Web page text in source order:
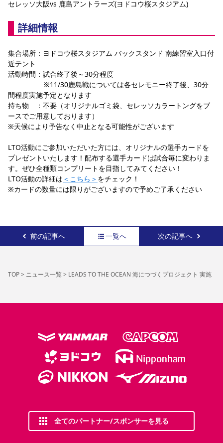
セレッソ大阪vs 鹿島アントラーズ(ヨドコウ桜スタジアム)
詳細情報
集合場所：ヨドコウ桜スタジアム バックスタンド 南練習室入口付
近テント
活動時間：試合終了後～30分程度
間程度実施予定となります
持ち物　：不要（オリジナルゴミ袋、セレッソカラートングをブ
ースでご用意しております）
※天候により予告なく中止となる可能性がございます
LTO活動にご参加いただいた方には、オリジナルの選手カードを
プレゼントいたします！配布する選手カードは試合毎に変わりま
す。ぜひ全種類コンプリートを目指してみてください！
LTO活動の詳細は ＜こちら＞ をチェック！
※カードの数量には限りがございますので予めご了承ください
前の記事へ 一覧へ 次の記事へ
TOP> ニュース一覧> LEADS TO THE OCEAN 海につづくプロジェクト 実施
全てのパートナー/スポンサーを見る